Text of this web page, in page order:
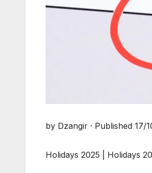
by Dzangir · Published 17/
Holidays 2025 | Holidays